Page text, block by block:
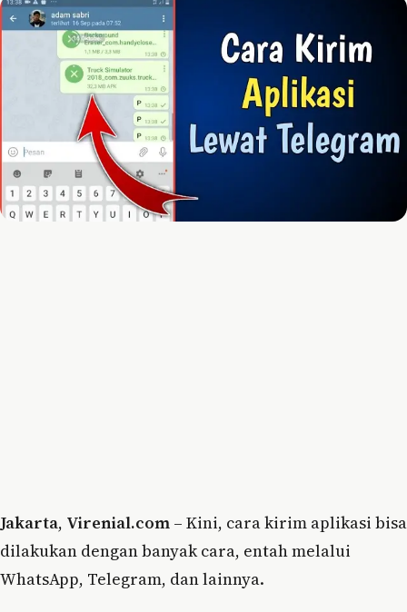
Jakarta, Virenial.com – Kini, cara kirim aplikasi bisa
dilakukan dengan banyak cara, entah melalui
WhatsApp, Telegram, dan lainnya.